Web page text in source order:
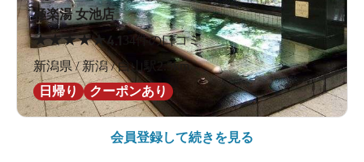
極楽湯 女池店
★★★★★4.1
34件の口コミ
新潟県 / 新潟 / 白山駅2.5km
日帰り
クーポンあり
会員登録して続きを見る